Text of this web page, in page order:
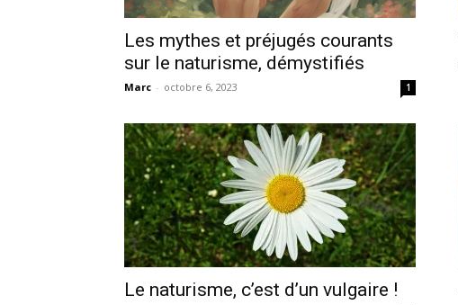
Les mythes et préjugés courants
sur le naturisme, démystifiés
Marc - octobre 6, 2023 1
Le naturisme, c’est d’un vulgaire !